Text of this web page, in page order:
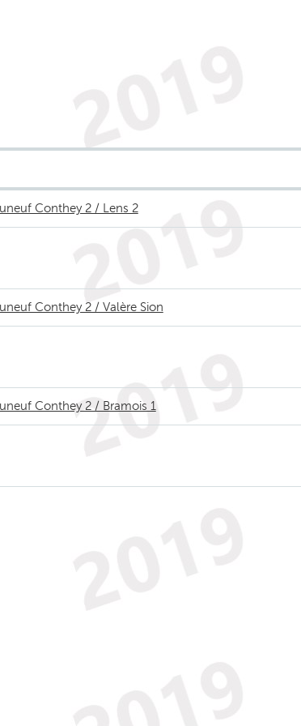
Conthey 2 / Lens 2
Conthey 2 / Valère Sion
Conthey 2 / Bramois 1